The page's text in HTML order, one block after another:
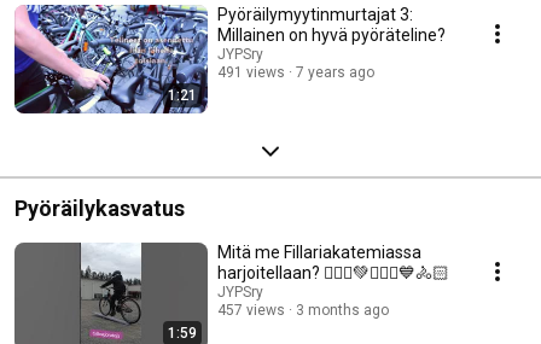
1:21
Pyöräilymyytinmurtajat 3:
Millainen on hyvä pyöräteline?
JYPSry
491 views
7 years ago
Pyöräilykasvatus
1:59
Mitä me Fillariakatemiassa
harjoitellaan? 🚴🏿‍♀️💚🚴🏻‍♂️💙🚴🏻
JYPSry
457 views
3 months ago